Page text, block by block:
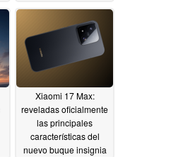
05/18/2026
Xiaomi 17 Max:
reveladas oficialmente
las principales
características del
nuevo buque insignia